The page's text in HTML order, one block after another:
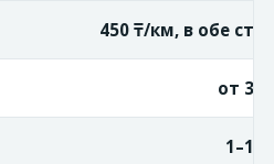
450 ₸/км, в обе
от 36
1–1,5